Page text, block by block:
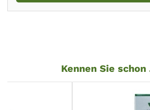
Kennen Sie schon